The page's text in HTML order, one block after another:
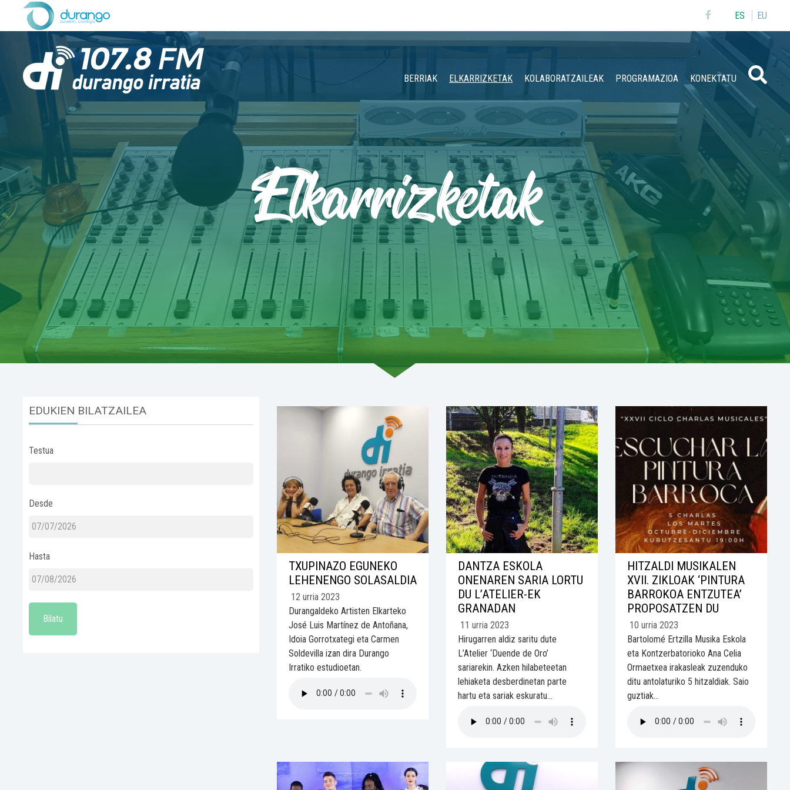
ES EU
BERRIAK ELKARRIZKETAK KOLABORATZAILEAK PROGRAMAZIOA KONEKTATU
Elkarrizketak
EDUKIEN BILATZAILEA
Testua
Desde
Hasta
Bilatu
TXUPINAZO EGUNEKO
LEHENENGO SOLASALDIA
12 urria 2023
Durangaldeko Artisten Elkarteko
José Luis Martínez de Antoñana,
Idoia Gorrotxategi eta Carmen
Soldevilla izan dira Durango
Irratiko estudioetan.
DANTZA ESKOLA
ONENAREN SARIA LORTU
DU L’ATELIER-EK
GRANADAN
11 urria 2023
Hirugarren aldiz saritu dute
L’Atelier ‘Duende de Oro’
sariarekin. Azken hilabeteetan
lehiaketa desberdinetan parte
hartu eta sariak eskuratu...
HITZALDI MUSIKALEN
XVII. ZIKLOAK ‘PINTURA
BARROKOA ENTZUTEA’
PROPOSATZEN DU
10 urria 2023
Bartolomé Ertzilla Musika Eskola
eta Kontzerbatorioko Ana Celia
Ormaetxea irakasleak zuzenduko
ditu antolaturiko 5 hitzaldiak. Saio
guztiak...